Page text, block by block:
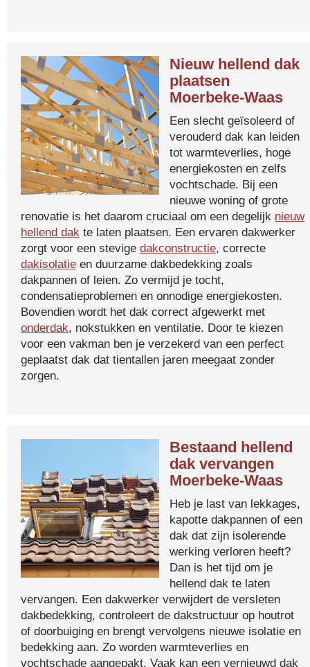
Nieuw hellend dak
plaatsen
Moerbeke-Waas
Een slecht geïsoleerd of
verouderd dak kan leiden
tot warmteverlies, hoge
energiekosten en zelfs
vochtschade. Bij een
nieuwe woning of grote
renovatie is het daarom cruciaal om een degelijk nieuw
hellend dak te laten plaatsen. Een ervaren dakwerker
zorgt voor een stevige dakconstructie, correcte
dakisolatie en duurzame dakbedekking zoals
dakpannen of leien. Zo vermijd je tocht,
condensatieproblemen en onnodige energiekosten.
Bovendien wordt het dak correct afgewerkt met
onderdak, nokstukken en ventilatie. Door te kiezen
voor een vakman ben je verzekerd van een perfect
geplaatst dak dat tientallen jaren meegaat zonder
zorgen.
Bestaand hellend
dak vervangen
Moerbeke-Waas
Heb je last van lekkages,
kapotte dakpannen of een
dak dat zijn isolerende
werking verloren heeft?
Dan is het tijd om je
hellend dak te laten
vervangen. Een dakwerker verwijdert de versleten
dakbedekking, controleert de dakstructuur op houtrot
of doorbuiging en brengt vervolgens nieuwe isolatie en
bedekking aan. Zo worden warmteverlies en
vochtschade aangepakt. Vaak kan een vernieuwd dak